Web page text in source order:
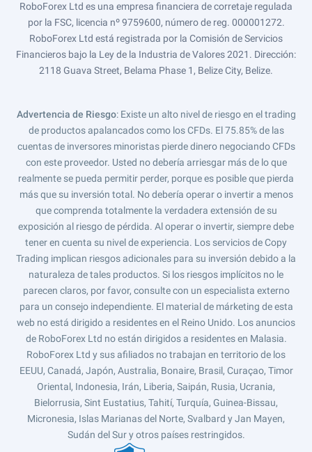
RoboForex Ltd es una empresa financiera de corretaje regulada
por la FSC, licencia nº 9759600, número de reg. 000001272.
RoboForex Ltd está registrada por la Comisión de Servicios
Financieros bajo la Ley de la Industria de Valores 2021. Dirección:
2118 Guava Street, Belama Phase 1, Belize City, Belize.
Advertencia de Riesgo: Existe un alto nivel de riesgo en el trading
de productos apalancados como los CFDs. El 75.85% de las
cuentas de inversores minoristas pierde dinero negociando CFDs
con este proveedor. Usted no debería arriesgar más de lo que
realmente se pueda permitir perder, porque es posible que pierda
más que su inversión total. No debería operar o invertir a menos
que comprenda totalmente la verdadera extensión de su
exposición al riesgo de pérdida. Al operar o invertir, siempre debe
tener en cuenta su nivel de experiencia. Los servicios de Copy
Trading implican riesgos adicionales para su inversión debido a la
naturaleza de tales productos. Si los riesgos implícitos no le
parecen claros, por favor, consulte con un especialista externo
para un consejo independiente. El material de márketing de esta
web no está dirigido a residentes en el Reino Unido. Los anuncios
de RoboForex Ltd no están dirigidos a residentes en Malasia.
RoboForex Ltd y sus afiliados no trabajan en territorio de los
EEUU, Canadá, Japón, Australia, Bonaire, Brasil, Curaçao, Timor
Oriental, Indonesia, Irán, Liberia, Saipán, Rusia, Ucrania,
Bielorrusia, Sint Eustatius, Tahití, Turquía, Guinea-Bissau,
Micronesia, Islas Marianas del Norte, Svalbard y Jan Mayen,
Sudán del Sur y otros países restringidos.